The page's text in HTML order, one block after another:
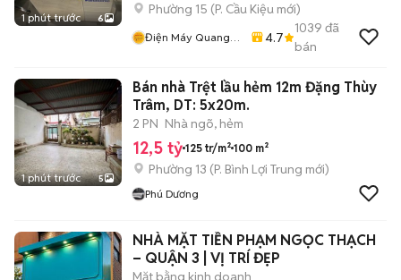
1 phút trước 6
Phường 15 (P. Cầu Kiệu mới)
Điện Máy Quang
4.7
1039 đã
bán
1 phút trước 5
Bán nhà Trệt lầu hẻm 12m Đặng Thùy
Trâm, DT: 5x20m.
2 PN Nhà ngõ, hẻm
12,5 tỷ 125 tr/m² 100 m²
Phường 13 (P. Bình Lợi Trung mới)
Phú Dương
NHÀ MẶT TIỀN PHẠM NGỌC THẠCH
– QUẬN 3 | VỊ TRÍ ĐẸP
Mặt bằng kinh doanh